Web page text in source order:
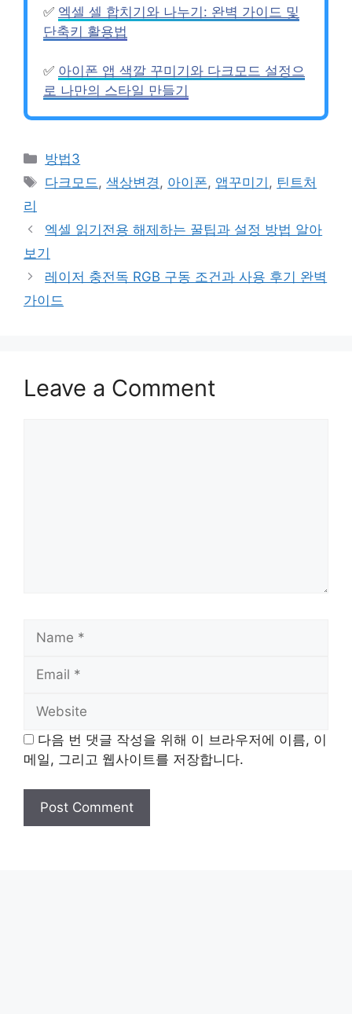
✅ 엑셀 셀 합치기와 나누기: 완벽 가이드 및
단축키 활용법
✅ 아이폰 앱 색깔 꾸미기와 다크모드 설정으
로 나만의 스타일 만들기
Categories
방법3
Tags
다크모드,색상변경, 아이폰, 앱꾸미기 , 틴트처
리
엑셀 읽기전용 해제하는 꿀팁과 설정 방법 알아
보기
레이저 충전독 RGB 구동 조건과 사용 후기 완벽
가이드
Leave a Comment
다음 번 댓글 작성을 위해 이 브라우저에 이름, 이
메일, 그리고 웹사이트를 저장합니다.